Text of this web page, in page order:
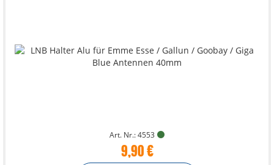
Art. Nr.: 4553
9,90 €